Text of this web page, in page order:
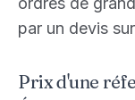
par un devis
Prix d'une